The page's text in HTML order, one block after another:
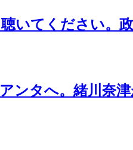
いてください。
ンタへ。緒川奈